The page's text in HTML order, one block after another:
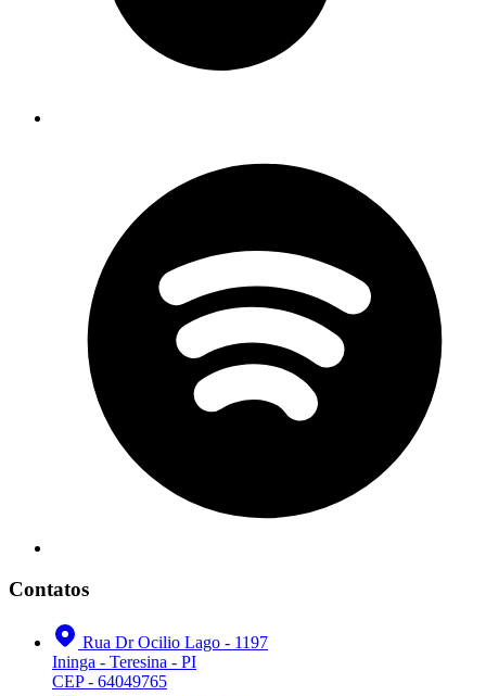
Contatos
Rua Dr Ocilio Lago - 1197
Ininga - Teresina - PI
CEP - 64049765